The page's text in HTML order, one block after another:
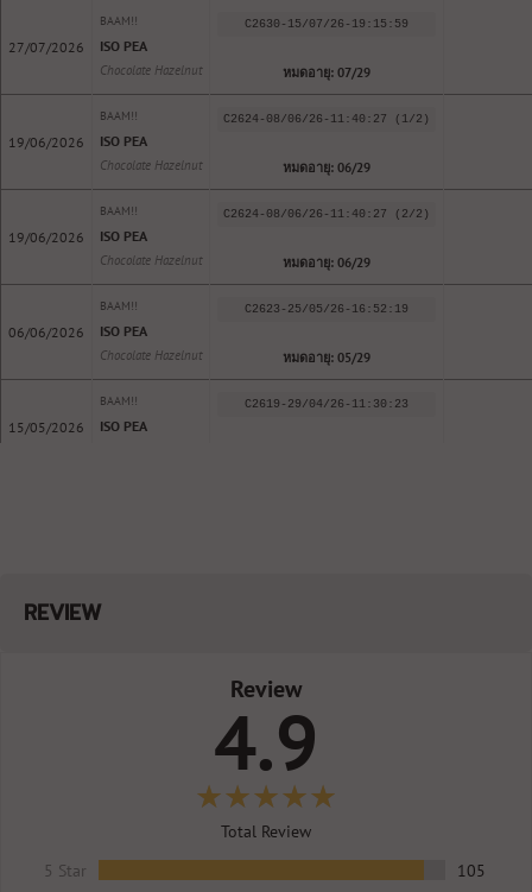
27/07/2026
BAAM!!
ISO PEA
Chocolate Hazelnut
C2630-15/07/26-19:15:59
หมดอายุ: 07/29
19/06/2026
BAAM!!
ISO PEA
Chocolate Hazelnut
C2624-08/06/26-11:40:27 (1/2)
หมดอายุ: 06/29
19/06/2026
BAAM!!
ISO PEA
Chocolate Hazelnut
C2624-08/06/26-11:40:27 (2/2)
หมดอายุ: 06/29
06/06/2026
BAAM!!
ISO PEA
Chocolate Hazelnut
C2623-25/05/26-16:52:19
หมดอายุ: 05/29
15/05/2026
BAAM!!
ISO PEA
C2619-29/04/26-11:30:23
29/10/2025
LAB10102025
หมดอายุ: 10/28
LAB10102025
หมดอายุ: 10/28
LAB10102025
REVIEW
Review
4.9
Total Review
5 Star
105